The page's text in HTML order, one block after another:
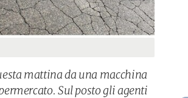
mattina da una macchina
Sul posto gli agenti